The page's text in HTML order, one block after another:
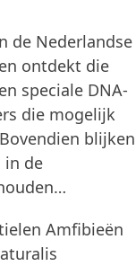
de Nederlandse
ontdekt die
speciale DNA-
die mogelijk
blijken
in de
Amfibieën